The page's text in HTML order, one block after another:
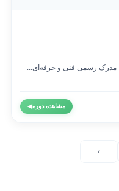
رسمی فنی و حرفه‌ای...
مشاهده دوره◀